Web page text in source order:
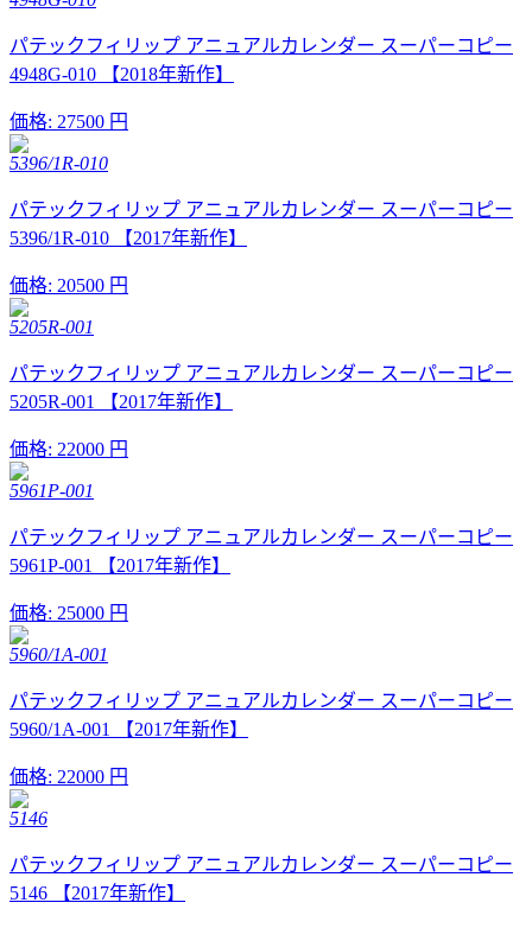
パテックフィリップ アニュアルカレンダー スーパーコピー
4948G-010 【2018年新作】
価格: 27500 円
5396/1R-010
パテックフィリップ アニュアルカレンダー スーパーコピー
5396/1R-010 【2017年新作】
価格: 20500 円
5205R-001
パテックフィリップ アニュアルカレンダー スーパーコピー
5205R-001 【2017年新作】
価格: 22000 円
5961P-001
パテックフィリップ アニュアルカレンダー スーパーコピー
5961P-001 【2017年新作】
価格: 25000 円
5960/1A-001
パテックフィリップ アニュアルカレンダー スーパーコピー
5960/1A-001 【2017年新作】
価格: 22000 円
5146
パテックフィリップ アニュアルカレンダー スーパーコピー
5146 【2017年新作】